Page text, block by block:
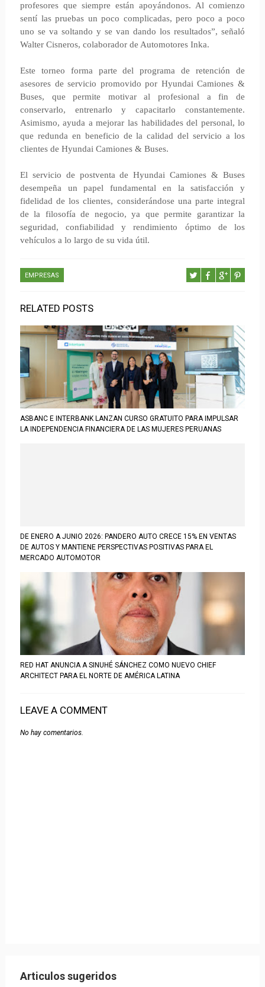
profesores que siempre están apoyándonos. Al comienzo
sentí las pruebas un poco complicadas, pero poco a poco
uno se va soltando y se van dando los resultados”, señaló
Walter Cisneros, colaborador de Automotores Inka.
Este torneo forma parte del programa de retención de
asesores de servicio promovido por Hyundai Camiones &
Buses, que permite motivar al profesional a fin de
conservarlo, entrenarlo y capacitarlo constantemente.
Asimismo, ayuda a mejorar las habilidades del personal, lo
que redunda en beneficio de la calidad del servicio a los
clientes de Hyundai Camiones & Buses.
El servicio de postventa de Hyundai Camiones & Buses
desempeña un papel fundamental en la satisfacción y
fidelidad de los clientes, considerándose una parte integral
de la filosofía de negocio, ya que permite garantizar la
seguridad, confiabilidad y rendimiento óptimo de los
vehículos a lo largo de su vida útil.
EMPRESAS
RELATED POSTS
ASBANC E INTERBANK LANZAN CURSO GRATUITO PARA IMPULSAR
LA INDEPENDENCIA FINANCIERA DE LAS MUJERES PERUANAS
DE ENERO A JUNIO 2026: PANDERO AUTO CRECE 15% EN VENTAS
DE AUTOS Y MANTIENE PERSPECTIVAS POSITIVAS PARA EL
MERCADO AUTOMOTOR
RED HAT ANUNCIA A SINUHÉ SÁNCHEZ COMO NUEVO CHIEF
ARCHITECT PARA EL NORTE DE AMÉRICA LATINA
LEAVE A COMMENT
No hay comentarios.
Articulos sugeridos